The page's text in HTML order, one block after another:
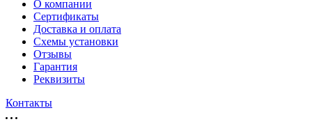
О компании
Сертификаты
Доставка и оплата
Схемы установки
Отзывы
Гарантия
Реквизиты
Контакты